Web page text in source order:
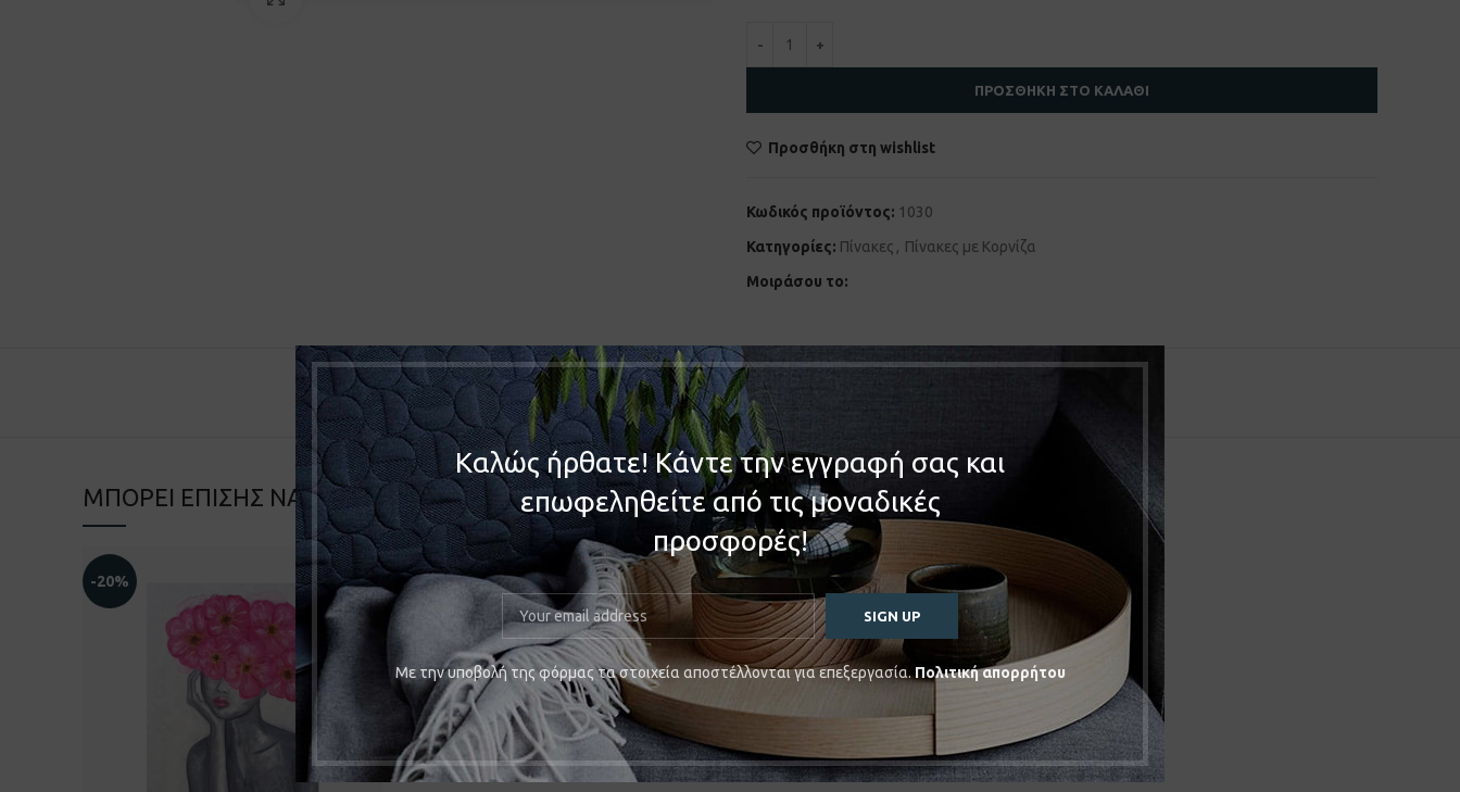
Καλώς ήρθατε! Κάντε την εγγραφή σας και
επωφεληθείτε από τις μοναδικές
προσφορές!
Mε την υποβολή της φόρμας τα στοιχεία αποστέλλονται για επεξεργασία. Πολιτική απορρήτου
ΠΡΟΣΘΉΚΗ ΣΤΟ ΚΑΛΆΘΙ
Προσθήκη στη wishlist
Κωδικός προϊόντος: 1030
Κατηγορίες: Πίνακες , Πίνακες με Κορνίζα
Μοιράσου το:
ΜΠΟΡΕΊ ΕΠΊΣΗΣ ΝΑ ΣΑΣ ΑΡΈΣΕΙ…
-20%